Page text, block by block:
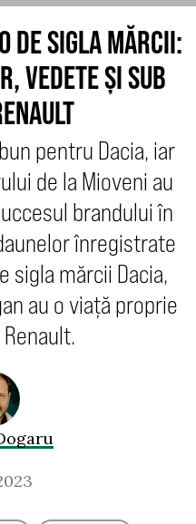
DE SIGLA MĂRCII:
VEDETE ȘI SUB
pentru Dacia, iar
de la Mioveni au
brandului în
înregistrate
sigla mărcii Dacia,
au o viață proprie